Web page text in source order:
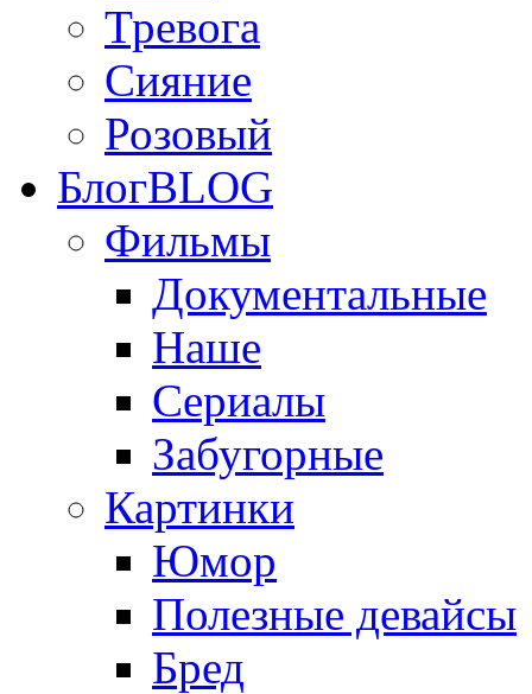
Тревога
Сияние
Розовый
БлогBLOG
Фильмы
Документальные
Наше
Сериалы
Забугорные
Картинки
Юмор
Полезные девайсы
Бред